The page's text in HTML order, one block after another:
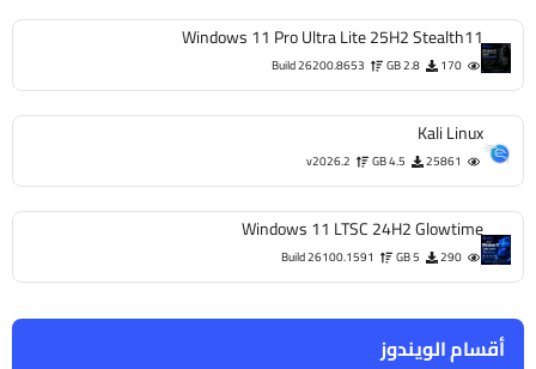
أقسام الويندوز
Windows 11 Pro Ultra Lite 25H2 Stealth11
170
2.8 GB
Build 26200.8653
Kali Linux
25861
4.5 GB
v2026.2
Windows 11 LTSC 24H2 Glowtime
290
5 GB
Build 26100.1591